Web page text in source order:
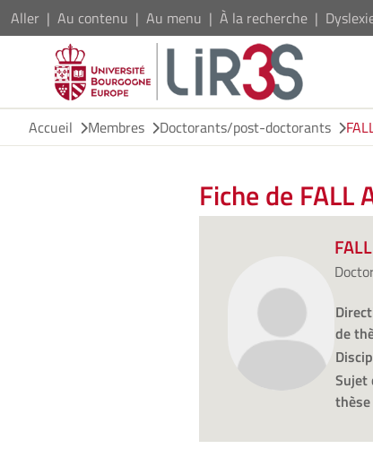
Aller Au contenu Au menu À la recherche
Accueil
Membres Doctorants/post-doctorants
Fiche de FALL
de
Sujet
thèse